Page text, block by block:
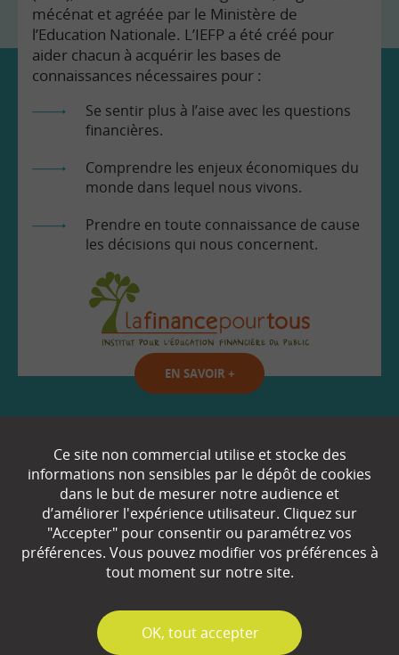
mécénat et agréée par le Ministère de
l’Education Nationale. L’IEFP a été créé pour
aider chacun à acquérir les bases de
connaissances nécessaires pour :
Se sentir plus à l’aise avec les questions
financières.
Comprendre les enjeux économiques du
monde dans lequel nous vivons.
Prendre en toute connaissance de cause
les décisions qui nous concernent.
EN SAVOIR +
Partenaires
Espace Presse
Plan du site
Mentions légales
Ce site non commercial utilise et stocke des
informations non sensibles par le dépôt de cookies
dans le but de mesurer notre audience et
d’améliorer l'expérience utilisateur. Cliquez sur
"Accepter" pour consentir ou paramétrez vos
préférences. Vous pouvez modifier vos préférences à
tout moment sur notre site.
✓
OK, tout accepter